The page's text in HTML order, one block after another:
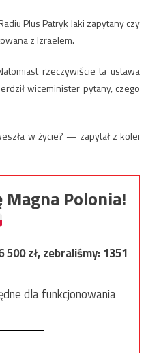
Plus Patryk Jaki zapytany czy
z Izraelem.
rzeczywiście ta ustawa
wiceminister pytany, czego
w życie? — zapytał z kolei
Polonia!
500zł, zebraliśmy:1351
dla funkcjonowania